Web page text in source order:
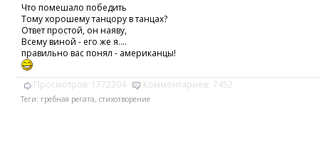
Что помешало победить
Тому хорошему танцору в танцах?
Ответ простой, он наяву,
Всему виной - его же я....
правильно вас понял - американцы!
Просмотров: 1772204 Комментариев: 7452
Теги: гребная регата, стихотворение